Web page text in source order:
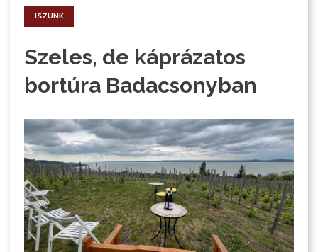
ISZUNK
Szeles, de káprázatos
bortúra Badacsonyban